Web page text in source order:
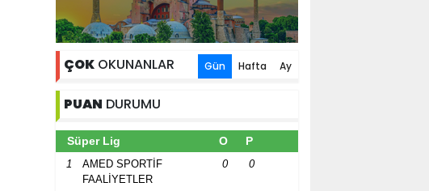
ÇOK OKUNANLAR Gün Hafta Ay
PUAN DURUMU
Süper Lig O P
1
AMED SPORTİF
FAALİYETLER
0 0